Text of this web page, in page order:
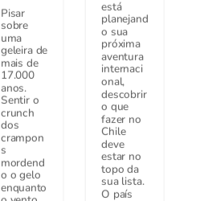
Pisar
sobre
uma
geleira de
mais de
17.000
anos.
Sentir o
crunch
dos
crampon
s
mordend
o o gelo
enquanto
está
planejand
o sua
próxima
aventura
internaci
onal,
descobrir
o que
fazer no
Chile
deve
estar no
topo da
sua lista.
O país